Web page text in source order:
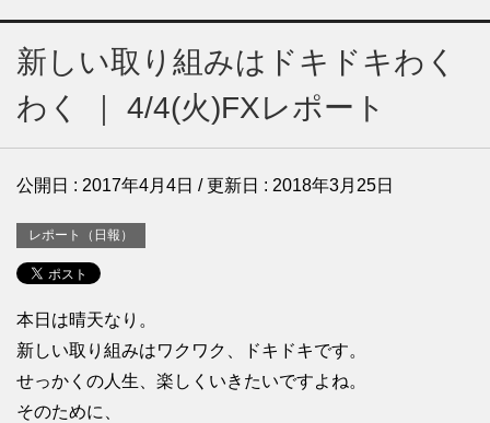
新しい取り組みはドキドキわく
わく ｜ 4/4(火)FXレポート
公開日 : 2017年4月4日 / 更新日 : 2018年3月25日
レポート（日報）
本日は晴天なり。
新しい取り組みはワクワク、ドキドキです。
せっかくの人生、楽しくいきたいですよね。
そのために、